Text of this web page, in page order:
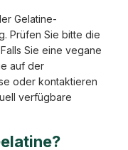
Gelatine-
Prüfen Sie bitte die
Sie eine vegane
auf der
oder kontaktieren
verfügbare